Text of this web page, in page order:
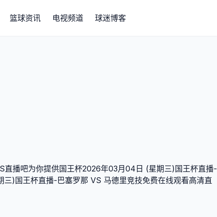
篮球资讯 电视频道 球迷博客
播吧为你提供国王杯2026年03月04日 (星期三)国王杯直播-
)国王杯直播-巴塞罗那 VS 马德里竞技免费在线观看高清直